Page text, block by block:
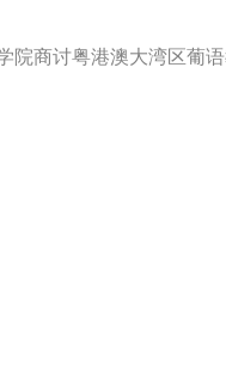
院商讨粤港澳大湾区葡